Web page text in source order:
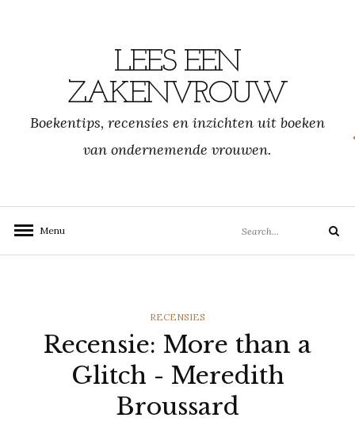
LEES EEN
ZAKENVROUW
Boekentips, recensies en inzichten uit boeken
van ondernemende vrouwen.
Menu
for:
Search
CATEGORIES
RECENSIES
Recensie: More than a
Glitch - Meredith
Broussard